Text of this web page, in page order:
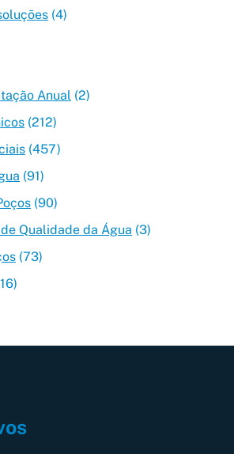
(4)
Anual (2)
(212)
(457)
(91)
(90)
Qualidade da Água (3)
(73)